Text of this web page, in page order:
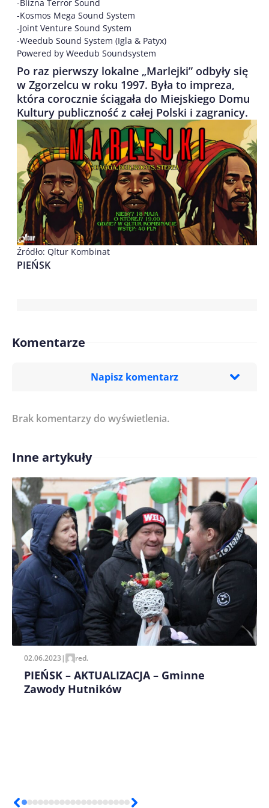
-Blizna Terror Sound
-Kosmos Mega Sound System
-Joint Venture Sound System
-Weedub Sound System (Igla & Patyx)
Powered by Weedub Soundsystem
Po raz pierwszy lokalne „Marlejki” odbyły się
w Zgorzelcu w roku 1997. Była to impreza,
która corocznie ściągała do Miejskiego Domu
Kultury publiczność z całej Polski i zagranicy.
Źródło: Qltur Kombinat
PIEŃSK
Komentarze
Napisz komentarz
Treść komentarza*
Imię/ Nick*
Zapamiętaj moje dane w tej przeglądarce podczas
pisania kolejnych komentarzy.
Brak komentarzy do wyświetlenia.
Inne artykuły
02.06.2023| red.
PIEŃSK – AKTUALIZACJA – Gminne
Zawody Hutników